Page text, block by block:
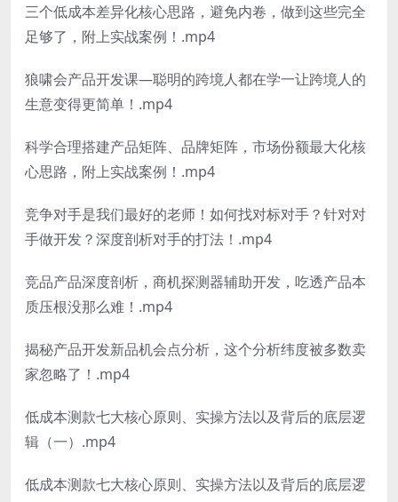
三个低成本差异化核心思路，避免内卷，做到这些完全
足够了，附上实战案例！.mp4
狼啸会产品开发课—聪明的跨境人都在学一让跨境人的
生意变得更简单！.mp4
科学合理搭建产品矩阵、品牌矩阵，市场份额最大化核
心思路，附上实战案例！.mp4
竞争对手是我们最好的老师！如何找对标对手？针对对
手做开发？深度剖析对手的打法！.mp4
竞品产品深度剖析，商机探测器辅助开发，吃透产品本
质压根没那么难！.mp4
揭秘产品开发新品机会点分析，这个分析纬度被多数卖
家忽略了！.mp4
低成本测款七大核心原则、实操方法以及背后的底层逻
辑（一）.mp4
低成本测款七大核心原则、实操方法以及背后的底层逻